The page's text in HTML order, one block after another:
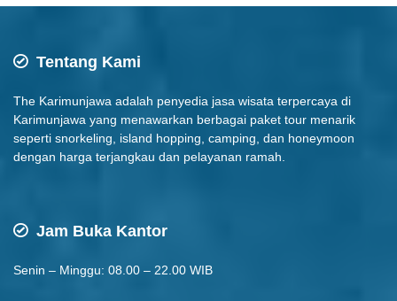
Tentang Kami
The Karimunjawa adalah penyedia jasa wisata terpercaya di
Karimunjawa yang menawarkan berbagai paket tour menarik
seperti snorkeling, island hopping, camping, dan honeymoon
dengan harga terjangkau dan pelayanan ramah.
Jam Buka Kantor
Senin – Minggu: 08.00 – 22.00 WIB